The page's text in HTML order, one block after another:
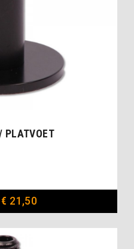
PLATVOET
21,50